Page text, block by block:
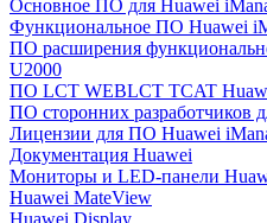
Основное ПО для Huawei
Функциональное ПО Huawei
ПО расширения
U2000
ПО LCT WEBLCT TCAT
ПО сторонних разработчиков
Лицензии для ПО Huawei
Документация Huawei
Мониторы и LED-панели
Huawei MateView
Huawei Display